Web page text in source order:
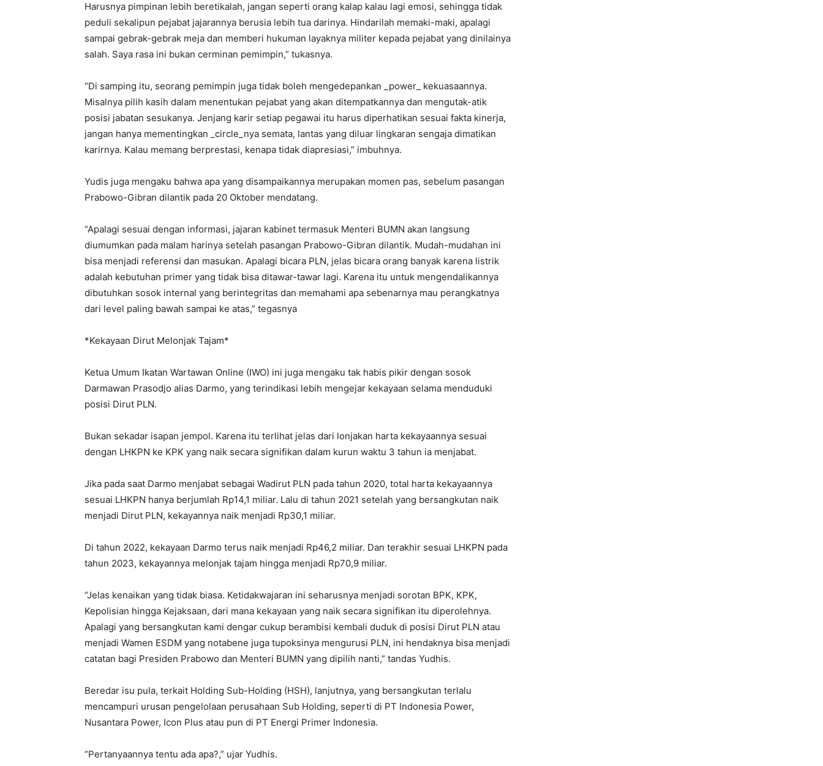
Harusnya pimpinan lebih beretikalah, jangan seperti orang kalap kalau lagi emosi, sehingga tidak
peduli sekalipun pejabat jajarannya berusia lebih tua darinya. Hindarilah memaki-maki, apalagi
sampai gebrak-gebrak meja dan memberi hukuman layaknya militer kepada pejabat yang dinilainya
salah. Saya rasa ini bukan cerminan pemimpin,” tukasnya.
“Di samping itu, seorang pemimpin juga tidak boleh mengedepankan _power_ kekuasaannya.
Misalnya pilih kasih dalam menentukan pejabat yang akan ditempatkannya dan mengutak-atik
posisi jabatan sesukanya. Jenjang karir setiap pegawai itu harus diperhatikan sesuai fakta kinerja,
jangan hanya mementingkan _circle_nya semata, lantas yang diluar lingkaran sengaja dimatikan
karirnya. Kalau memang berprestasi, kenapa tidak diapresiasi,” imbuhnya.
Yudis juga mengaku bahwa apa yang disampaikannya merupakan momen pas, sebelum pasangan
Prabowo-Gibran dilantik pada 20 Oktober mendatang.
“Apalagi sesuai dengan informasi, jajaran kabinet termasuk Menteri BUMN akan langsung
diumumkan pada malam harinya setelah pasangan Prabowo-Gibran dilantik. Mudah-mudahan ini
bisa menjadi referensi dan masukan. Apalagi bicara PLN, jelas bicara orang banyak karena listrik
adalah kebutuhan primer yang tidak bisa ditawar-tawar lagi. Karena itu untuk mengendalikannya
dibutuhkan sosok internal yang berintegritas dan memahami apa sebenarnya mau perangkatnya
dari level paling bawah sampai ke atas,” tegasnya
*Kekayaan Dirut Melonjak Tajam*
Ketua Umum Ikatan Wartawan Online (IWO) ini juga mengaku tak habis pikir dengan sosok
Darmawan Prasodjo alias Darmo, yang terindikasi lebih mengejar kekayaan selama menduduki
posisi Dirut PLN.
Bukan sekadar isapan jempol. Karena itu terlihat jelas dari lonjakan harta kekayaannya sesuai
dengan LHKPN ke KPK yang naik secara signifikan dalam kurun waktu 3 tahun ia menjabat.
Jika pada saat Darmo menjabat sebagai Wadirut PLN pada tahun 2020, total harta kekayaannya
sesuai LHKPN hanya berjumlah Rp14,1 miliar. Lalu di tahun 2021 setelah yang bersangkutan naik
menjadi Dirut PLN, kekayannya naik menjadi Rp30,1 miliar.
Di tahun 2022, kekayaan Darmo terus naik menjadi Rp46,2 miliar. Dan terakhir sesuai LHKPN pada
tahun 2023, kekayannya melonjak tajam hingga menjadi Rp70,9 miliar.
“Jelas kenaikan yang tidak biasa. Ketidakwajaran ini seharusnya menjadi sorotan BPK, KPK,
Kepolisian hingga Kejaksaan, dari mana kekayaan yang naik secara signifikan itu diperolehnya.
Apalagi yang bersangkutan kami dengar cukup berambisi kembali duduk di posisi Dirut PLN atau
menjadi Wamen ESDM yang notabene juga tupoksinya mengurusi PLN, ini hendaknya bisa menjadi
catatan bagi Presiden Prabowo dan Menteri BUMN yang dipilih nanti,” tandas Yudhis.
Beredar isu pula, terkait Holding Sub-Holding (HSH), lanjutnya, yang bersangkutan terlalu
mencampuri urusan pengelolaan perusahaan Sub Holding, seperti di PT Indonesia Power,
Nusantara Power, Icon Plus atau pun di PT Energi Primer Indonesia.
“Pertanyaannya tentu ada apa?,” ujar Yudhis.